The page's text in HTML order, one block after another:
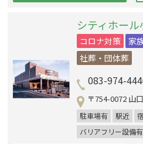
シティホール
コロナ対策 家
社葬・団体葬
083-974-
〒754-0072 山
駐車場有 駅近
バリアフリー設備有